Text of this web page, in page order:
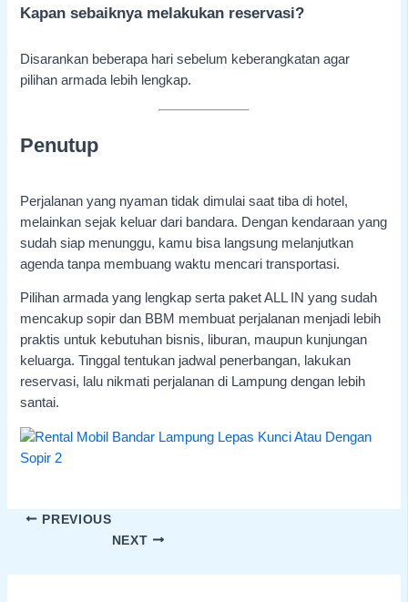
Kapan sebaiknya melakukan reservasi?
Disarankan beberapa hari sebelum keberangkatan agar
pilihan armada lebih lengkap.
Penutup
Perjalanan yang nyaman tidak dimulai saat tiba di hotel,
melainkan sejak keluar dari bandara. Dengan kendaraan yang
sudah siap menunggu, kamu bisa langsung melanjutkan
agenda tanpa membuang waktu mencari transportasi.
Pilihan armada yang lengkap serta paket ALL IN yang sudah
mencakup sopir dan BBM membuat perjalanan menjadi lebih
praktis untuk kebutuhan bisnis, liburan, maupun kunjungan
keluarga. Tinggal tentukan jadwal penerbangan, lakukan
reservasi, lalu nikmati perjalanan di Lampung dengan lebih
santai.
PREVIOUS
NEXT